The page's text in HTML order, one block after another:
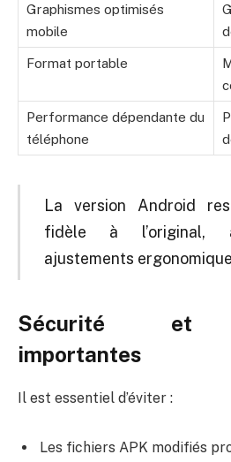
Graphismes optimisés
mobile
Format portable
Performance dépendante du
téléphone
La version Android
fidèle à l’original,
ajustements
Sécurité et
importantes
Il est essentiel d’éviter :
Les fichiers APK modifiés